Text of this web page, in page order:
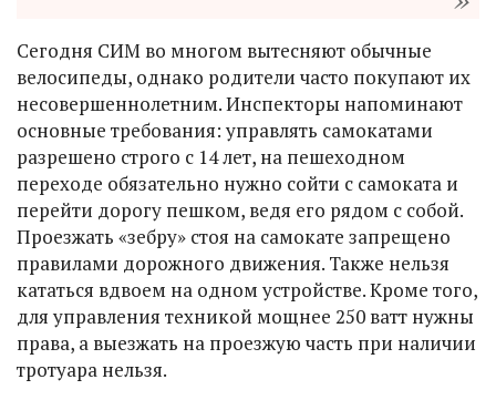
Сегодня СИМ во многом вытесняют обычные
велосипеды, однако родители часто покупают их
несовершеннолетним. Инспекторы напоминают
основные требования: управлять самокатами
разрешено строго с 14 лет, на пешеходном
переходе обязательно нужно сойти с самоката и
перейти дорогу пешком, ведя его рядом с собой.
Проезжать «зебру» стоя на самокате запрещено
правилами дорожного движения. Также нельзя
кататься вдвоем на одном устройстве. Кроме того,
для управления техникой мощнее 250 ватт нужны
права, а выезжать на проезжую часть при наличии
тротуара нельзя.